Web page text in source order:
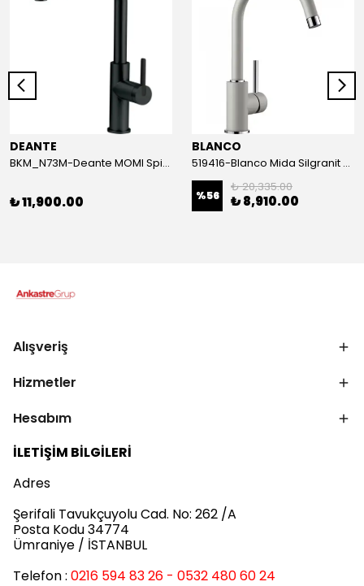
DEANTE
BKM_N73M-Deante MOMI Spiralli Siyah Batarya
₺ 11,900.00
BLANCO
519416-Blanco Mida Silgranit Alu Metallic Armatür
%56
₺ 20,335.00
₺ 8,910.00
Alışveriş
Hizmetler
Hesabım
İLETİŞİM BİLGİLERİ
Adres
Şerifali Tavukçuyolu Cad. No: 262 /A
Posta Kodu 34774
Ümraniye / İSTANBUL
Telefon : 0216 594 83 26 - 0532 480 60 24